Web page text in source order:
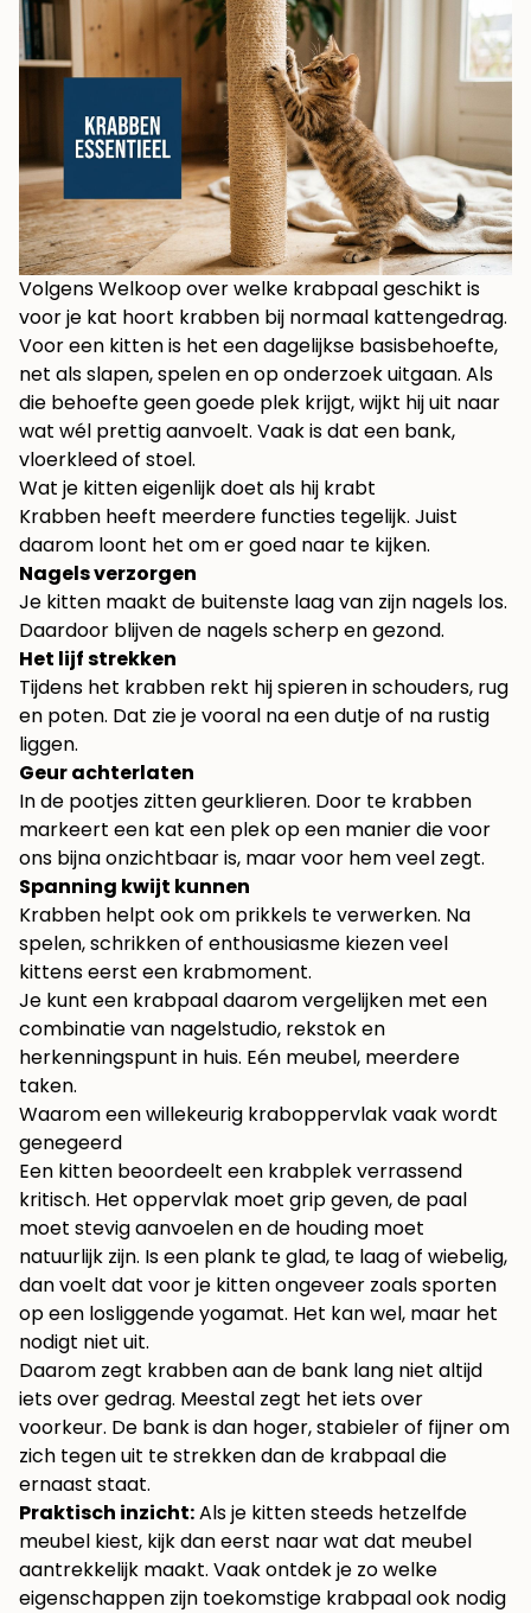
VolgensWelkoop over welke krabpaal geschikt is
voor je kat hoort krabben bij normaal kattengedrag.
Voor een kitten is het een dagelijkse basisbehoefte,
net als slapen, spelen en op onderzoek uitgaan. Als
die behoefte geen goede plek krijgt, wijkt hij uit naar
wat wél prettig aanvoelt. Vaak is dat een bank,
vloerkleed of stoel.
Wat je kitten eigenlijk doet als hij krabt
Krabben heeft meerdere functies tegelijk. Juist
daarom loont het om er goed naar te kijken.
Nagels verzorgen
Je kitten maakt de buitenste laag van zijn nagels los.
Daardoor blijven de nagels scherp en gezond.
Het lijf strekken
Tijdens het krabben rekt hij spieren in schouders, rug
en poten. Dat zie je vooral na een dutje of na rustig
liggen.
Geur achterlaten
In de pootjes zitten geurklieren. Door te krabben
markeert een kat een plek op een manier die voor
ons bijna onzichtbaar is, maar voor hem veel zegt.
Spanning kwijt kunnen
Krabben helpt ook om prikkels te verwerken. Na
spelen, schrikken of enthousiasme kiezen veel
kittens eerst een krabmoment.
Je kunt een krabpaal daarom vergelijken met een
combinatie van nagelstudio, rekstok en
herkenningspunt in huis. Eén meubel, meerdere
taken.
Waarom een willekeurig kraboppervlak vaak wordt
genegeerd
Een kitten beoordeelt een krabplek verrassend
kritisch. Het oppervlak moet grip geven, de paal
moet stevig aanvoelen en de houding moet
natuurlijk zijn. Is een plank te glad, te laag of wiebelig,
dan voelt dat voor je kitten ongeveer zoals sporten
op een losliggende yogamat. Het kan wel, maar het
nodigt niet uit.
Daarom zegt krabben aan de bank lang niet altijd
iets over gedrag. Meestal zegt het iets over
voorkeur. De bank is dan hoger, stabieler of fijner om
zich tegen uit te strekken dan de krabpaal die
ernaast staat.
Praktisch inzicht:Als je kitten steeds hetzelfde
meubel kiest, kijk dan eerst naar wat dat meubel
aantrekkelijk maakt. Vaak ontdek je zo welke
eigenschappen zijn toekomstige krabpaal ook nodig